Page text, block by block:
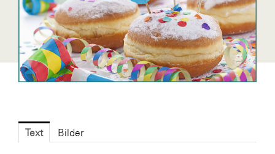
Cineplexx
Colmobil Austria
Controller Institut
Darbo
DOMOFERM
Text Bilder